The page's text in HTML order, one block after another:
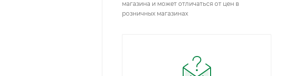
магазина и может отличаться от цен в
розничных магазинах